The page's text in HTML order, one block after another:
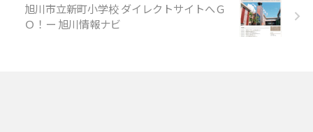
旭川市立新町小学校 ダイレクトサイトへＧ
Ｏ！ー 旭川情報ナビ